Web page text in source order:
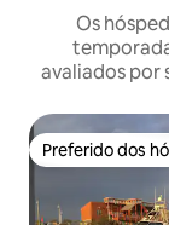
Os
avaliados por
Preferido dos
Preferido dos